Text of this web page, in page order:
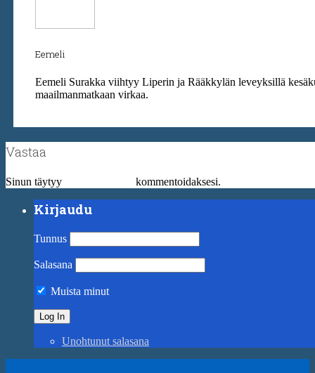
Eemeli
Eemeli Surakka viihtyy Liperin ja Rääkkylän leveyksillä
maailmanmatkaan virkaa.
Vastaa
Sinun täytyy kommentoidaksesi.
Kirjaudu
Tunnus
Salasana
Muista minut
Unohtunut salasana